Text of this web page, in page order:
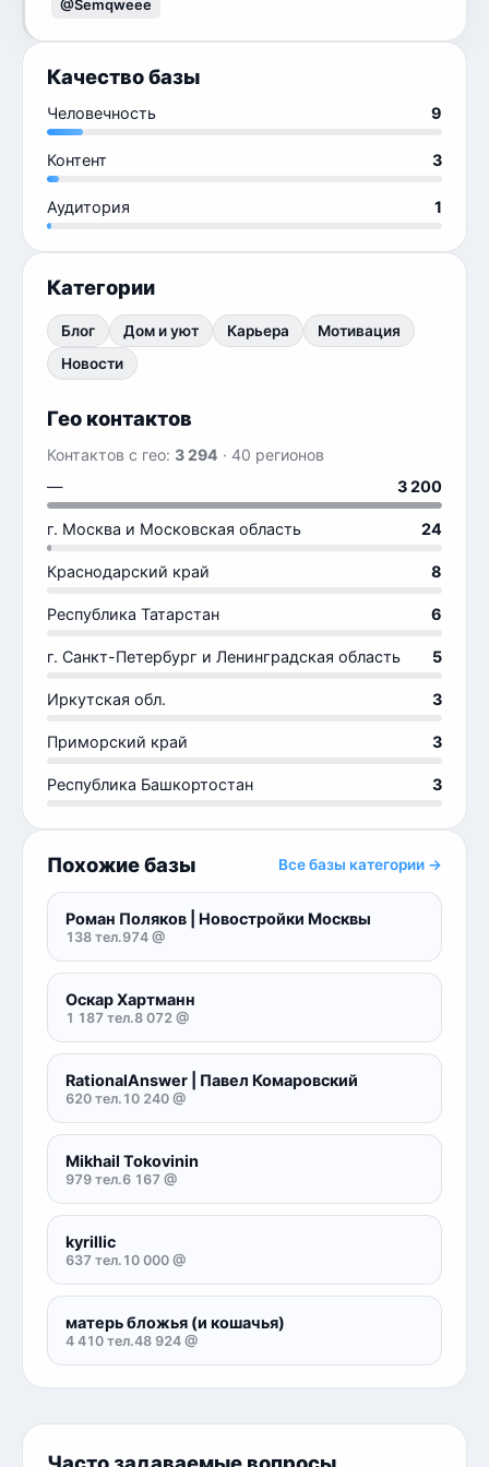
@Semqweee
Качество базы
Человечность 9
Контент 3
Аудитория 1
Категории
Блог Дом и уют Карьера
Мотивация
Новости
Гео контактов
Контактов с гео: 3 294 · 40 регионов
—
3 200
г. Москва и Московская область 24
Краснодарский край 8
Республика Татарстан 6
г. Санкт-Петербург и Ленинградская область 5
Иркутская обл. 3
Приморский край 3
Республика Башкортостан 3
Похожие базы Все базы категории →
Роман Поляков | Новостройки Москвы
138 тел.974 @
Оскар Хартманн
1 187 тел.8 072 @
RationalAnswer | Павел Комаровский
620 тел. 10 240 @
Mikhail Tokovinin
979 тел.6 167 @
kyrillic
637 тел. 10 000 @
матерь бложья (и кошачья)
4 410 тел.48 924 @